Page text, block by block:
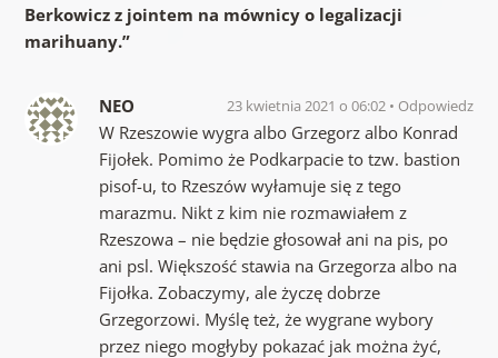
Berkowicz z jointem na mównicy o legalizacji
marihuany.”
NEO 23 kwietnia 2021 o 06:02 Odpowiedz
W Rzeszowie wygra albo Grzegorz albo Konrad
Fijołek. Pomimo że Podkarpacie to tzw. bastion
pisof-u, to Rzeszów wyłamuje się z tego
marazmu. Nikt z kim nie rozmawiałem z
Rzeszowa – nie będzie głosował ani na pis, po
ani psl. Większość stawia na Grzegorza albo na
Fijołka. Zobaczymy, ale życzę dobrze
Grzegorzowi. Myślę też, że wygrane wybory
przez niego mogłyby pokazać jak można żyć,